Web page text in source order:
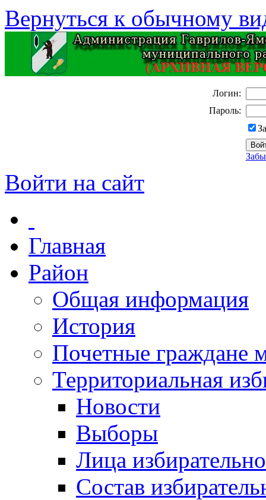
Вернуться к обычному
Логин:
Пароль:
Войти на сайт
Главная
Район
Общая информация
История
Почетные граждане
Территориальная
Новости
Выборы
Лица
Состав